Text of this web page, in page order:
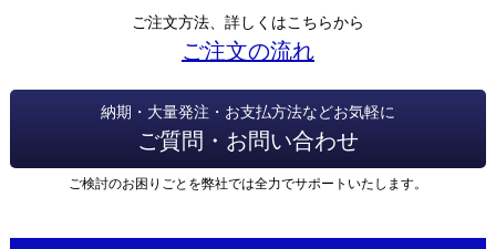
ご注文方法、詳しくはこちらから
ご注文の流れ
納期・大量発注・お支払方法などお気軽に
ご質問・お問い合わせ
ご検討のお困りごとを弊社では全力でサポートいたします。